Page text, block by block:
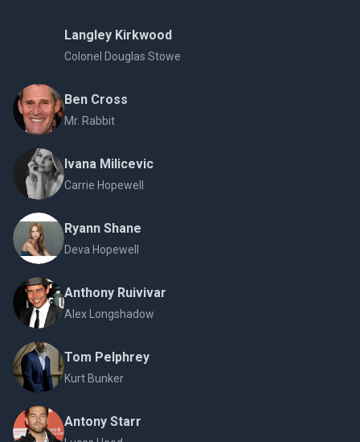
Langley Kirkwood
Colonel Douglas Stowe
Ben Cross
Mr. Rabbit
Ivana Milicevic
Carrie Hopewell
Ryann Shane
Deva Hopewell
Anthony Ruivivar
Alex Longshadow
Tom Pelphrey
Kurt Bunker
Antony Starr